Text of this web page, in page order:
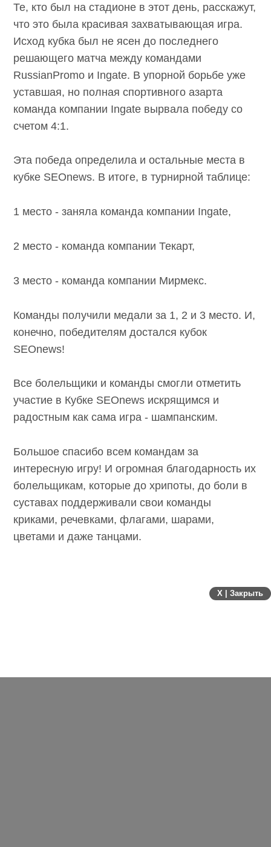
Те, кто был на стадионе в этот день, расскажут,
что это была красивая захватывающая игра.
Исход кубка был не ясен до последнего
решающего матча между командами
RussianPromo и Ingate. В упорной борьбе уже
уставшая, но полная спортивного азарта
команда компании Ingate вырвала победу со
счетом 4:1.
Эта победа определила и остальные места в
кубке SEOnews. В итоге, в турнирной таблице:
1 место - заняла команда компании Ingate,
2 место - команда компании Текарт,
3 место - команда компании Мирмекс.
Команды получили медали за 1, 2 и 3 место. И,
конечно, победителям достался кубок
SEOnews!
Все болельщики и команды смогли отметить
участие в Кубке SEOnews искрящимся и
радостным как сама игра - шампанским.
Большое спасибо всем командам за
интересную игру! И огромная благодарность их
болельщикам, которые до хрипоты, до боли в
суставах поддерживали свои команды
криками, речевками, флагами, шарами,
цветами и даже танцами.
X | Закрыть